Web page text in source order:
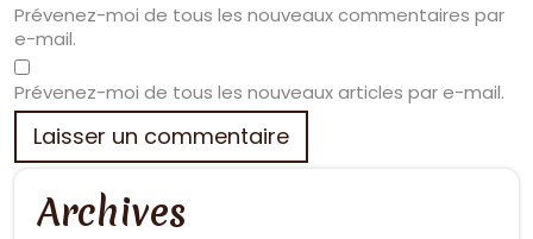
Prévenez-moi de tous les nouveaux commentaires par
e-mail.
Prévenez-moi de tous les nouveaux articles par e-mail.
Archives